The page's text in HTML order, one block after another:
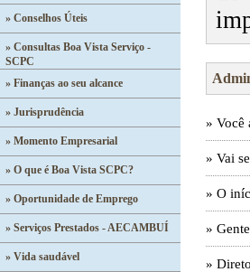
» Conselhos Úteis
» Consultas Boa Vista Serviço -
SCPC
» Finanças ao seu alcance
» Jurisprudência
» Momento Empresarial
» O que é Boa Vista SCPC?
» Oportunidade de Emprego
» Serviços Prestados - AECAMBUÍ
» Vida saudável
» Você
» Vai
» O
»
»